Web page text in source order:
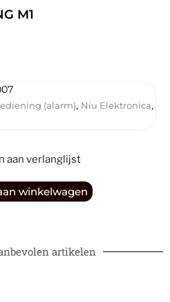
M1
(alarm), Niu Elektronica,
aan verlanglijst
winkelwagen
artikelen